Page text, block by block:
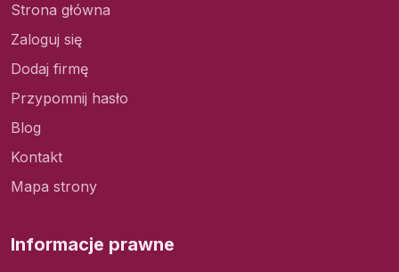
Strona główna
Zaloguj się
Dodaj firmę
Przypomnij hasło
Blog
Kontakt
Mapa strony
Informacje prawne